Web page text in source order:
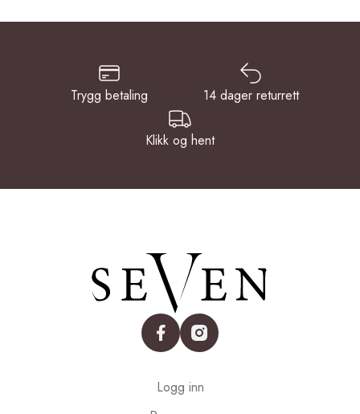
Trygg betaling 14 dager returrett
Klikk og hent
facebookinstagram
Logg inn